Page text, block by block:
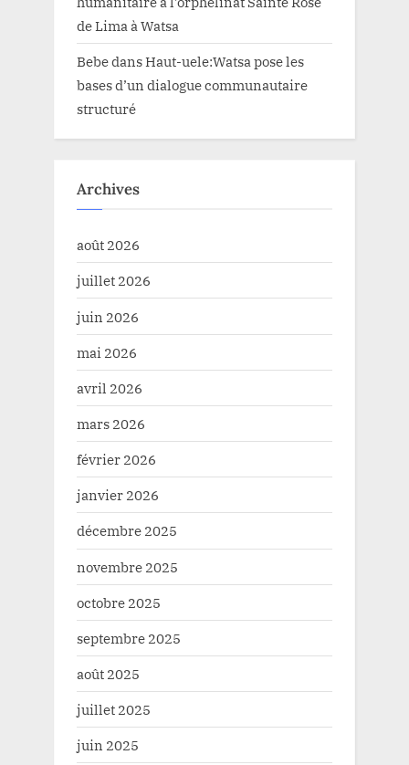
de Lima à Watsa
BebedansHaut-uele:Watsa pose les
bases d’un dialogue communautaire
structuré
Archives
août 2026
juillet 2026
juin 2026
mai 2026
avril 2026
mars 2026
février 2026
janvier 2026
décembre 2025
novembre 2025
octobre 2025
septembre 2025
août 2025
juillet 2025
juin 2025